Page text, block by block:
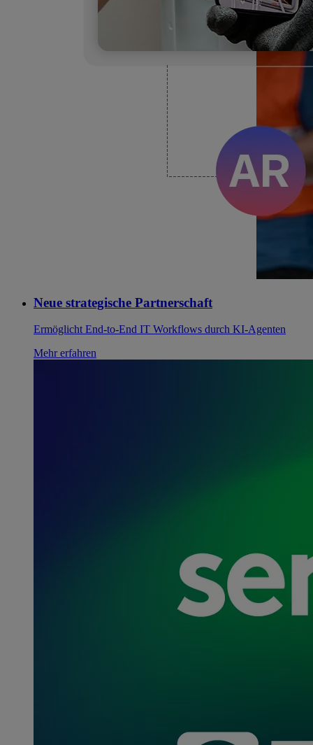
Neue strategische Partnerschaft
Ermöglicht End-to-End IT Workflows durch KI-Agenten
Mehr erfahren